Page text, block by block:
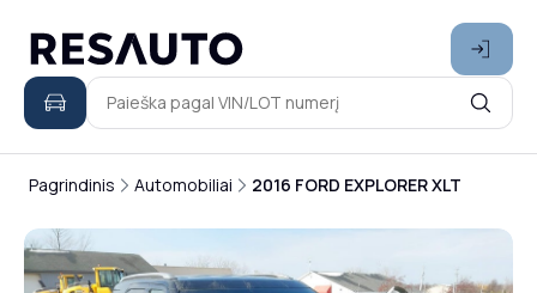
Pagrindinis Automobiliai 2016 FORD EXPLORER XLT